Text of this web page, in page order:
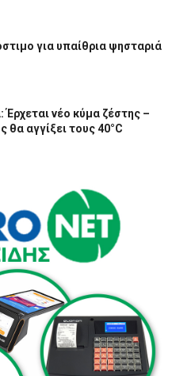
για υπαίθρια ψησταριά
Έρχεται νέο κύμα ζέστης –
θα αγγίξει τους 40°C